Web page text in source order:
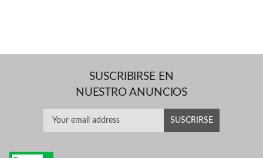
SUSCRIBIRSE EN
NUESTRO ANUNCIOS